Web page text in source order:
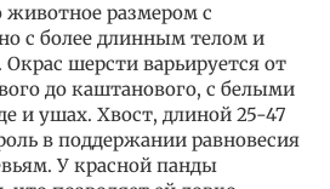
животное размером с
с более длинным телом и
шерсти варьируется от
до каштанового, с белыми
и ушах. Хвост, длиной 25-47
в поддержании равновесия
У красной панды